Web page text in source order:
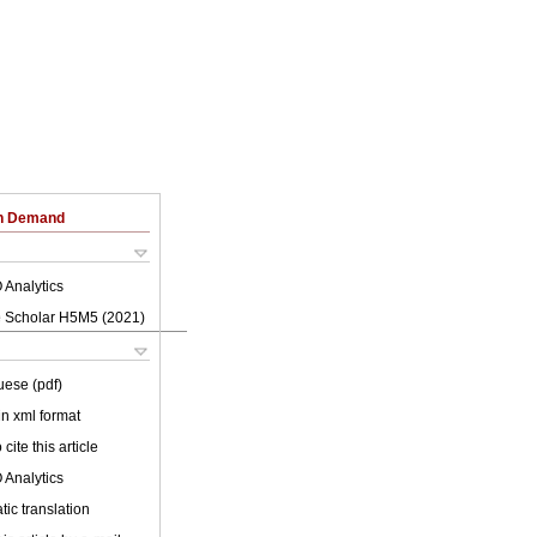
Demand
Analytics
Scholar H5M5 (2021 )
(pdf)
xml format
cite this article
Analytics
translation